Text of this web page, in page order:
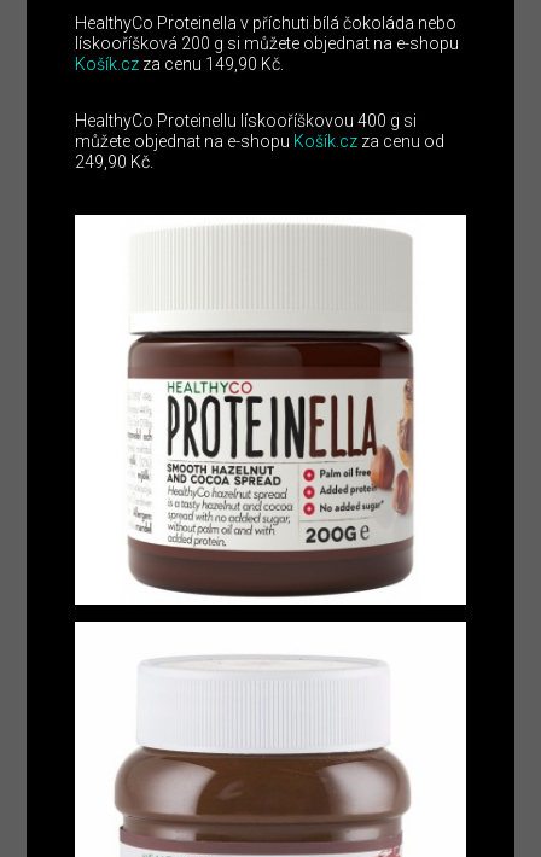
HealthyCo Proteinella v příchuti bílá čokoláda nebo
lískooříšková 200 g si můžete objednat na e-shopu
Košík.cz za cenu 149,90 Kč.
HealthyCo Proteinellu lískooříškovou 400 g si
můžete objednat na e-shopu Košík.cz za cenu od
249,90 Kč.